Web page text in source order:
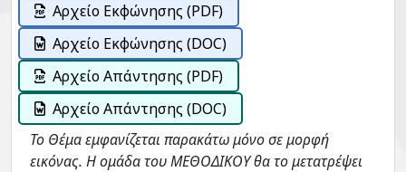
Αρχείο Εκφώνησης (PDF)
Αρχείο Εκφώνησης (DOC)
Αρχείο Απάντησης (PDF)
Αρχείο Απάντησης (DOC)
Το Θέμα εμφανίζεται παρακάτω μόνο σε μορφή
εικόνας. Η ομάδα του ΜΕΘΟΔΙΚΟΥ θα το μετατρέψει